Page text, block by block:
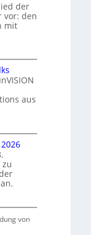
der
vor: den
mit
aus
von